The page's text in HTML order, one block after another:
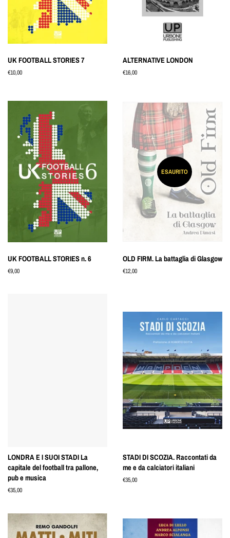
UK FOOTBALL STORIES 7
Prezzo
€10,00
ALTERNATIVE LONDON
Prezzo
€16,00
UK FOOTBALL STORIES n. 6
Prezzo
€9,00
ESAURITO
OLD FIRM. La battaglia di Glasgow
Prezzo
€12,00
LONDRA E I SUOI STADI La
capitale del football tra pallone,
pub e musica
Prezzo
€35,00
STADI DI SCOZIA. Raccontati da
me e da calciatori italiani
Prezzo
€35,00